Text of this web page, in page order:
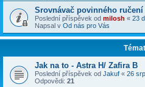
Srovnávač povinného ručení
Poslední příspěvek od milosh « 23
Napsal v Od nás pro Vás
Jak na to - Astra H/ Zafira B
Poslední příspěvek od Jakuf « 26
Odpovědi: 21